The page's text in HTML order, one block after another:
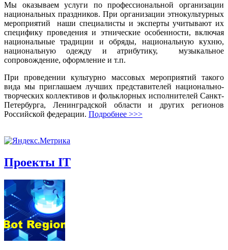
Мы оказываем услуги по профессиональной организации
национальных праздников. При организации этнокультурных
мероприятий наши специалисты и эксперты учитывают их
специфику проведения и этнические особенности, включая
национальные традиции и обряды, национальную кухню,
национальную одежду и атрибутику, музыкальное
сопровождение, оформление и т.п.
При проведении культурно массовых мероприятий такого
вида мы приглашаем лучших представителей национально-
творческих коллективов и фольклорных исполнителей Санкт-
Петербурга, Ленинградской области и других регионов
Российской федерации. Подробнее >>>
Проекты IT